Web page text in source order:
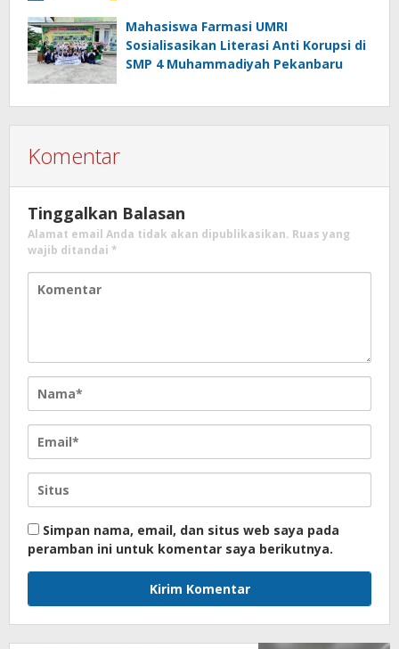
Mahasiswa Farmasi UMRI
Sosialisasikan Literasi Anti Korupsi di
SMP 4 Muhammadiyah Pekanbaru
Komentar
Tinggalkan Balasan
Alamat email Anda tidak akan dipublikasikan. Ruas yang
wajib ditandai *
Simpan nama, email, dan situs web saya pada
peramban ini untuk komentar saya berikutnya.